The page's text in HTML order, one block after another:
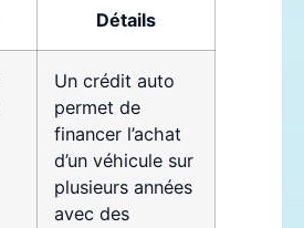
Détails
Un crédit auto
permet de
financer l’achat
d’un véhicule sur
plusieurs années
avec des